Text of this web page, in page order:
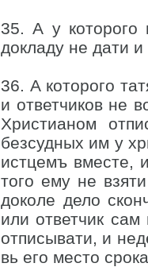
35. А у которого
докладу не дати
36. А которого
и ответчиков не
Христианом
безсудных им у
истцемъ вместе,
того ему не
доколе дело
или ответчик
отписывати, и
вь его место